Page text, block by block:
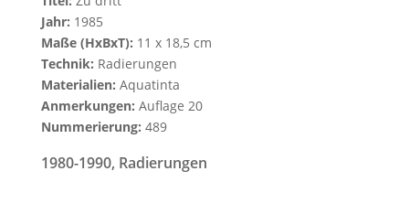
Jahr: 1985
Maße (HxBxT): 11 x 18,5 cm
Technik: Radierungen
Materialien: Aquatinta
Anmerkungen: Auflage 20
Nummerierung: 489
1980-1990, Radierungen